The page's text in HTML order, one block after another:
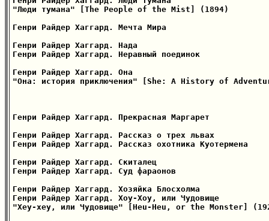
"Люди тумана" [The People of the Mist] (1894)
Генри Райдер Хаггард. Мечта Мира
Генри Райдер Хаггард. Нада
Генри Райдер Хаггард. Неравный поединок
Генри Райдер Хаггард. Она
"Она: история приключения" [She: A History of
Генри Райдер Хаггард. Прекрасная Маргарет
Генри Райдер Хаггард. Рассказ о трех львах
Генри Райдер Хаггард. Рассказ охотника Куотермена
Генри Райдер Хаггард. Скиталец
Генри Райдер Хаггард. Суд фараонов
Генри Райдер Хаггард. Хозяйка Блосхолма
Генри Райдер Хаггард. Хоу-Хоу, или Чудовище
"Хеу-хеу, или Чудовище" [Heu-Heu, or the Monster]